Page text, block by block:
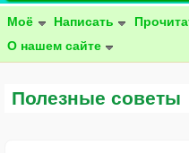
Моё Написать
О нашем сайте
Полезные советы